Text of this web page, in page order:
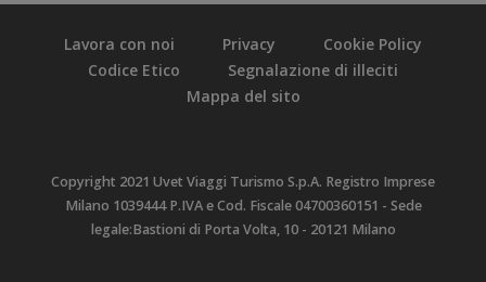
Lavora con noi Privacy
Cookie Policy
Codice Etico
Segnalazione di illeciti
Mappa del sito
Copyright 2021 Uvet Viaggi Turismo S.p.A. Registro Imprese
Milano 1039444 P.IVA e Cod. Fiscale 04700360151 - Sede
legale:Bastioni di Porta Volta, 10 - 20121 Milano